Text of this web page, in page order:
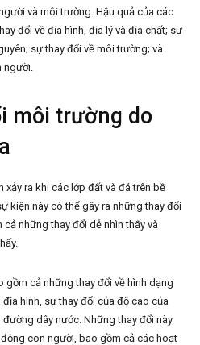
và môi trường. Hậu quả của các
đổi về địa hình, địa lý và địa chất; sự
sự thay đổi về môi trường; và
người.
môi trường do
ra khi các lớp đất và đá trên bề
kiện này có thể gây ra những thay đổi
những thay đổi dễ nhìn thấy và
gồm cả những thay đổi về hình dạng
hình, sự thay đổi của độ cao của
dây nước. Những thay đổi này
con người, bao gồm cả các hoạt